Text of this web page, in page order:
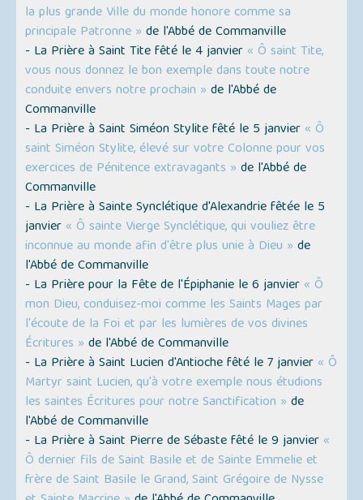
la plus grande Ville du monde honore comme sa
principale Patronne » de l'Abbé de Commanville
- La Prière à Saint Tite fêté le 4 janvier « Ô saint Tite,
vous nous donnez le bon exemple dans toute notre
conduite envers notre prochain » de l'Abbé de
Commanville
- La Prière à Saint Siméon Stylite fêté le 5 janvier « Ô
saint Siméon Stylite, élevé sur votre Colonne pour vos
exercices de Pénitence extravagants » de l'Abbé de
Commanville
- La Prière à Sainte Synclétique d'Alexandrie fêtée le 5
janvier « Ô sainte Vierge Synclétique, qui vouliez être
inconnue au monde afin d'être plus unie à Dieu » de
l'Abbé de Commanville
- La Prière pour la Fête de l'Épiphanie le 6 janvier « Ô
mon Dieu, conduisez-moi comme les Saints Mages par
l'écoute de la Foi et par les lumières de vos divines
Écritures » de l'Abbé de Commanville
- La Prière à Saint Lucien d'Antioche fêté le 7 janvier « Ô
Martyr saint Lucien, qu'à votre exemple nous étudions
les saintes Écritures pour notre Sanctification » de
l'Abbé de Commanville
- La Prière à Saint Pierre de Sébaste fêté le 9 janvier «
Ô dernier fils de Saint Basile et de Sainte Emmelie et
frère de Saint Basile le Grand, Saint Grégoire de Nysse